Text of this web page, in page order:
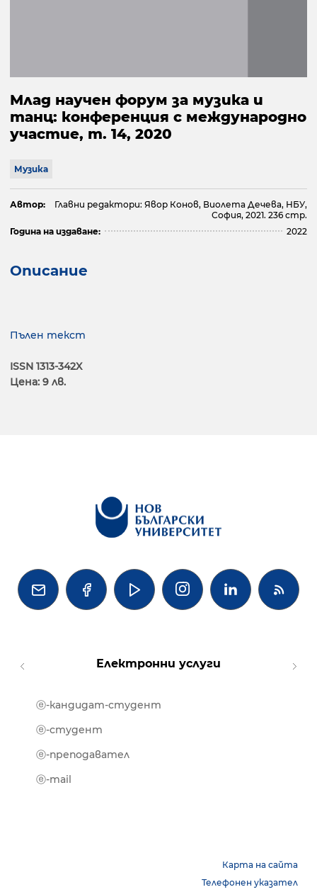
Млад научен форум за музика и
танц: конференция с международно
участие, т. 14, 2020
Музика
Автор:
Главни редактори: Явор Конов, Виолета Дечева, НБУ,
София, 2021. 236 стр.
Година на издаване:
2022
Описание
Пълен текст
ISSN 1313-342X
Цена: 9 лв.
   
Електронни услуги
ⓔ-кандидат-студент
ⓔ-студент
ⓔ-преподавател
ⓔ-mail
Карта на сайта
Телефонен указател